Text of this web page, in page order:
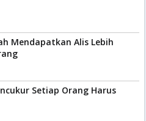
Mendapatkan Alis Lebih
Setiap Orang Harus